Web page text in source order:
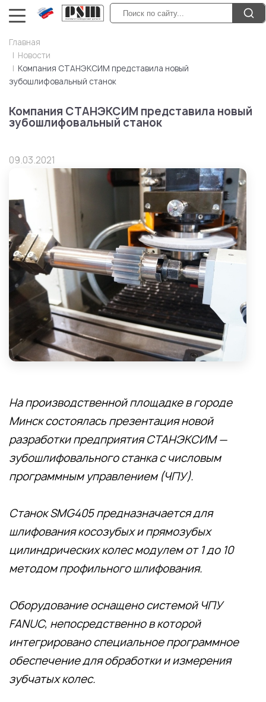
Главная
Новости
Компания СТАНЭКСИМ представила новый
зубошлифовальный станок
Компания СТАНЭКСИМ представила новый
зубошлифовальный станок
09.03.2021
На производственной площадке в городе
Минск состоялась презентация новой
разработки предприятия СТАНЭКСИМ —
зубошлифовального станка с числовым
программным управлением (ЧПУ).
Станок SMG405 предназначается для
шлифования косозубых и прямозубых
цилиндрических колес модулем от 1 до 10
методом профильного шлифования.
Оборудование оснащено системой ЧПУ
FANUC, непосредственно в которой
интегрировано специальное программное
обеспечение для обработки и измерения
зубчатых колес.